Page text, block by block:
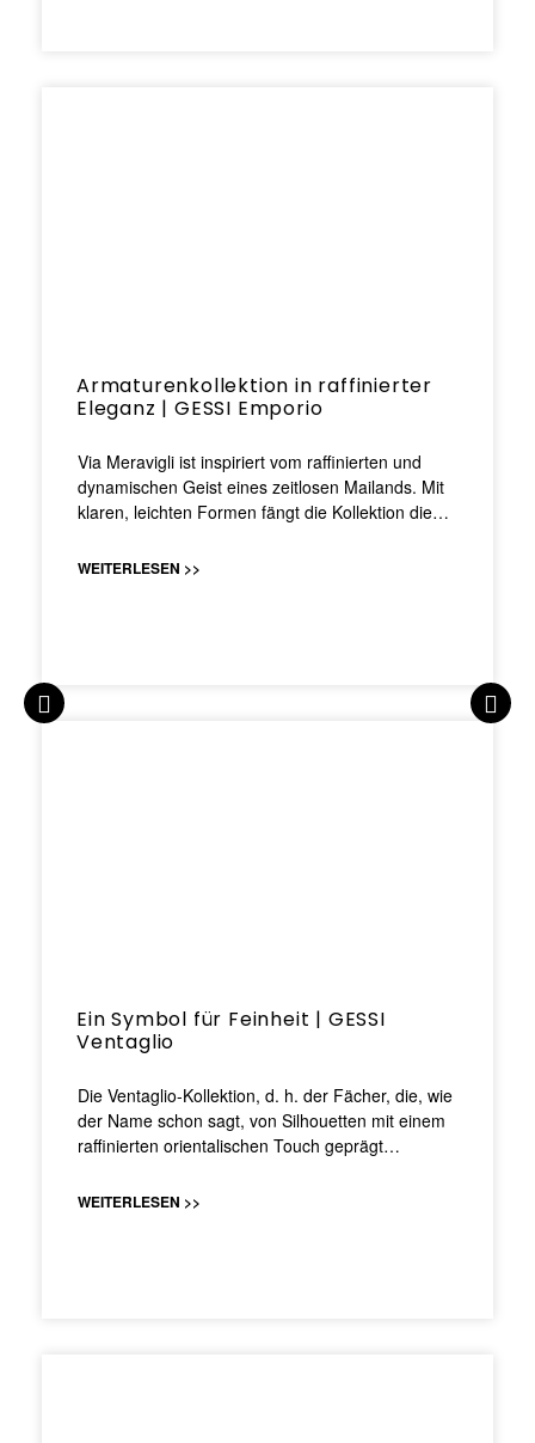
Armaturenkollektion in raffinierter
Eleganz | GESSI Emporio
Via Meravigli ist inspiriert vom raffinierten und
dynamischen Geist eines zeitlosen Mailands. Mit
klaren, leichten Formen fängt die Kollektion die…
WEITERLESEN >>
Ein Symbol für Feinheit | GESSI
Ventaglio
Die Ventaglio-Kollektion, d. h. der Fächer, die, wie
der Name schon sagt, von Silhouetten mit einem
raffinierten orientalischen Touch geprägt…
WEITERLESEN >>